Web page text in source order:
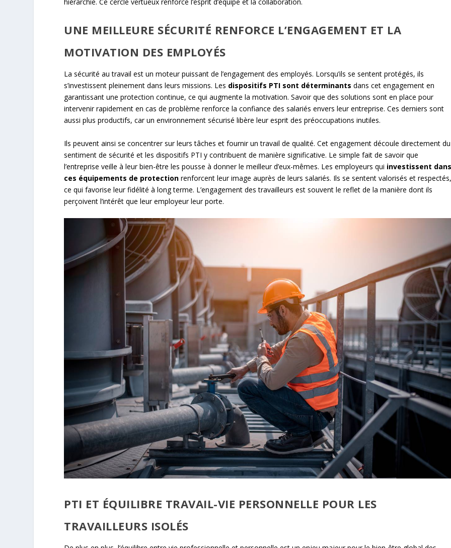
UNE MEILLEURE SÉCURITÉ RENFORCE L’ENGAGEMENT ET LA
MOTIVATION DES EMPLOYÉS
La sécurité au travail est un moteur puissant de l’engagement des employés. Lorsqu’ils se sentent protégés, ils
s’investissent pleinement dans leurs missions. Les dispositifs PTI sont déterminants dans cet engagement en
garantissant une protection continue, ce qui augmente la motivation. Savoir que des solutions sont en place pour
intervenir rapidement en cas de problème renforce la confiance des salariés envers leur entreprise. Ces derniers sont
aussi plus productifs, car un environnement sécurisé libère leur esprit des préoccupations inutiles.
Ils peuvent ainsi se concentrer sur leurs tâches et fournir un travail de qualité. Cet engagement découle directement du
sentiment de sécurité et les dispositifs PTI y contribuent de manière significative. Le simple fait de savoir que
l’entreprise veille à leur bien-être les pousse à donner le meilleur d’eux-mêmes. Les employeurs qui investissent
ces équipements de protection renforcent leur image auprès de leurs salariés. Ils se sentent valorisés et
ce qui favorise leur fidélité à long terme. L’engagement des travailleurs est souvent le reflet de la manière dont ils
perçoivent l’intérêt que leur employeur leur porte.
PTI ET ÉQUILIBRE TRAVAIL-VIE PERSONNELLE POUR LES
TRAVAILLEURS ISOLÉS